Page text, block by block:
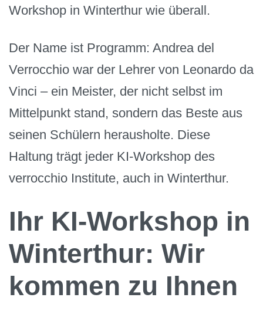
Workshop in Winterthur wie überall.
Der Name ist Programm: Andrea del
Verrocchio war der Lehrer von Leonardo da
Vinci – ein Meister, der nicht selbst im
Mittelpunkt stand, sondern das Beste aus
seinen Schülern herausholte. Diese
Haltung trägt jeder KI-Workshop des
verrocchio Institute, auch in Winterthur.
Ihr KI-Workshop in
Winterthur: Wir
kommen zu Ihnen